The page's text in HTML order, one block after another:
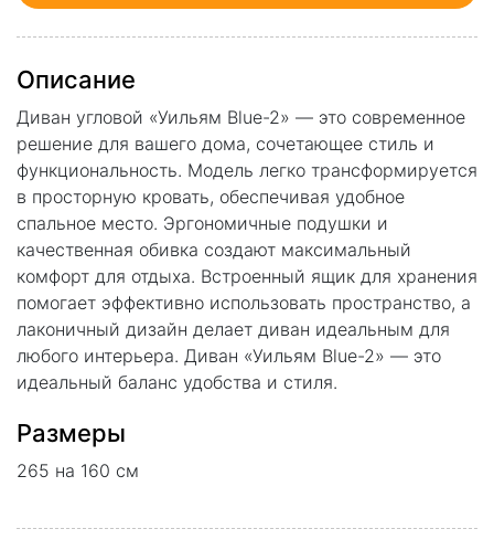
Описание
Диван угловой «Уильям Blue-2» — это современное
решение для вашего дома, сочетающее стиль и
функциональность. Модель легко трансформируется
в просторную кровать, обеспечивая удобное
спальное место. Эргономичные подушки и
качественная обивка создают максимальный
комфорт для отдыха. Встроенный ящик для хранения
помогает эффективно использовать пространство, а
лаконичный дизайн делает диван идеальным для
любого интерьера. Диван «Уильям Blue-2» — это
идеальный баланс удобства и стиля.
Размеры
265 на 160 см